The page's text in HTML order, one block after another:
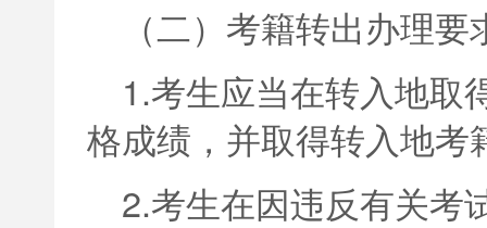
（二）考籍转出办理要
1.考生应当在转入地取
格成绩，并取得转入地
2.考生在因违反有关考